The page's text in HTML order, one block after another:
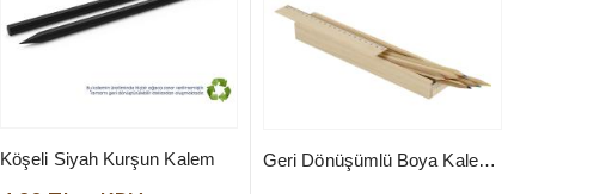
Köşeli Siyah Kurşun Kalem Geri Dönüşümlü Boya Kalem Seti